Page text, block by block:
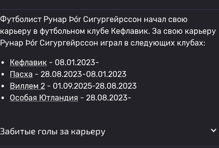
Футболист Рунар Þór Сигургейрссон начал свою
карьеру в футбольном клубе Кефлавик. За свою карьеру
Рунар Þór Сигургейрссон играл в следующих клубах:
Кефлавик - 08.01.2023-
Пасха - 28.08.2023-08.01.2023
Виллем 2 - 01.09.2025-28.08.2023
Особая Ютландия - 28.08.2023-
Забитые голы за карьеру